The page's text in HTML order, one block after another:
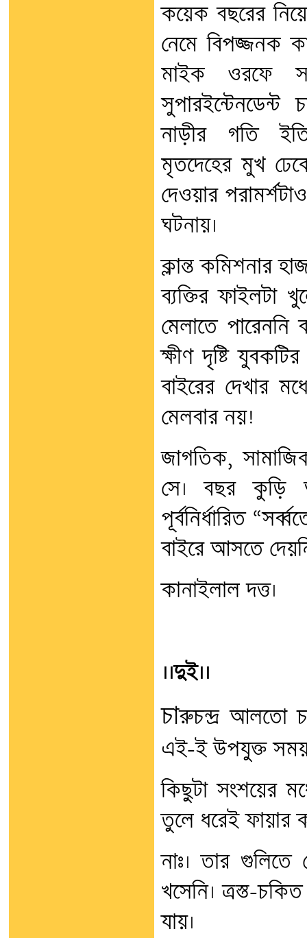
কয়েক বছরের
নেমে বিপজ্জনক
মাইক ওরফে
সুপারইন্টেনডেন্ট
নাড়ীর গতি
মৃতদেহের মুখ
দেওয়ার
ঘটনায়।
ক্লান্ত কমিশনার
ব্যক্তির ফাইলটা
মেলাতে পারেননি
ক্ষীণ দৃষ্টি
বাইরের দেখার
মেলবার নয়!
জাগতিক,
সে। বছর কুড়ি
পূর্বনির্ধারিত
বাইরে আসতে
কানাইলাল দত্ত।
।।দুই।।
চারুচন্দ্র আলতো
এই-ই উপযুক্ত
কিছুটা সংশয়ের
তুলে ধরেই ফায়ার
নাঃ। তার
খসেনি। ত্রস্ত-
যায়।